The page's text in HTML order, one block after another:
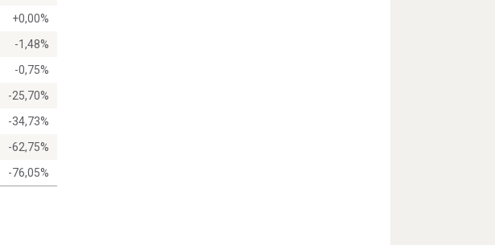
+0,00%
-1,48%
-0,75%
-25,70%
-34,73%
-62,75%
-76,05%